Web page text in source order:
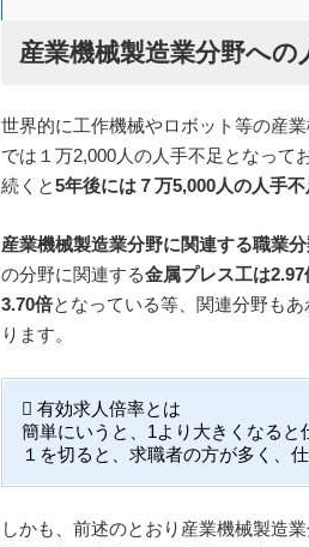
産業機械製造業分野への
世界的に工作機械やロボット等の産
では１万2,000人の人手不足となって
続くと5年後には７万5,000人の人手不
産業機械製造業分野に関連する職業
の分野に関連する金属プレス工は2.97
3.70倍となっている等、関連分野も
ります。
有効求人倍率とは
簡単にいうと、1より大きくなると
１を切ると、求職者の方が多く、
しかも、前述のとおり産業機械製造